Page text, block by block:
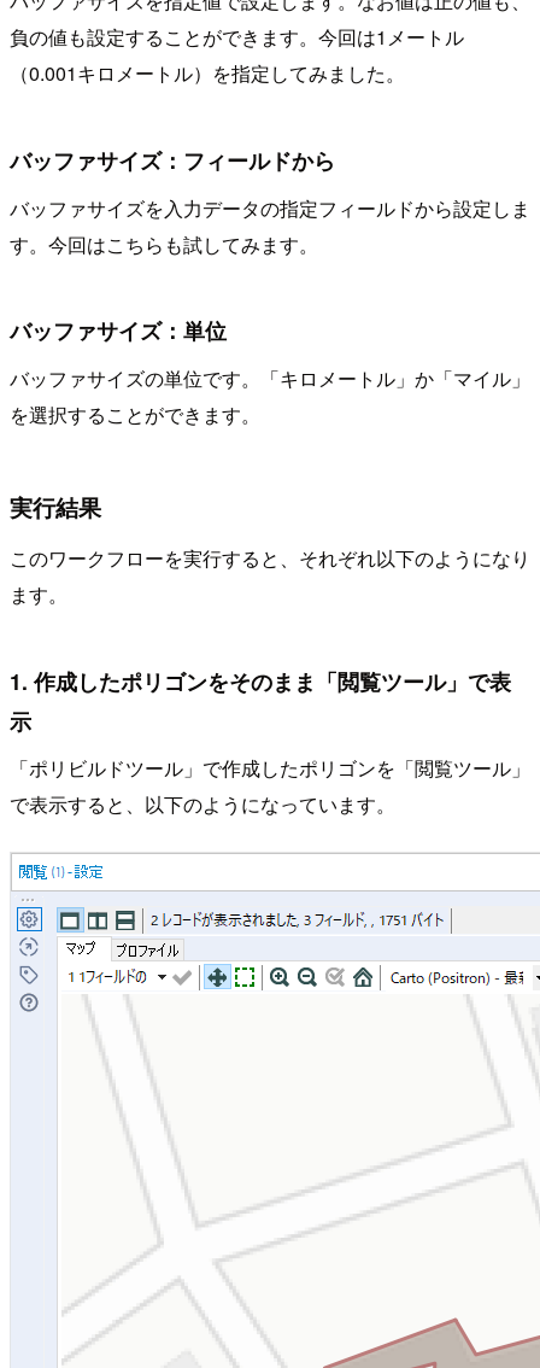
負の値も設定することができます。今回は1メートル
（0.001キロメートル）を指定してみました。
バッファサイズ：フィールドから
バッファサイズを入力データの指定フィールドから設定しま
す。今回はこちらも試してみます。
バッファサイズ：単位
バッファサイズの単位です。「キロメートル」か「マイル」
を選択することができます。
実行結果
このワークフローを実行すると、それぞれ以下のようになり
ます。
1. 作成したポリゴンをそのまま「閲覧ツール」で表
示
「ポリビルドツール」で作成したポリゴンを「閲覧ツール」
で表示すると、以下のようになっています。